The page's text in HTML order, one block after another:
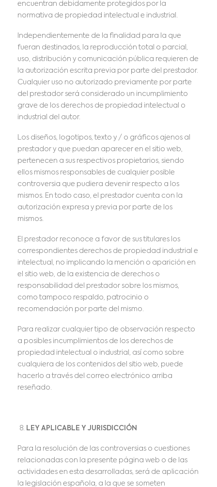
encuentran debidamente protegidos por la
normativa de propiedad intelectual e industrial.
Independientemente de la finalidad para la que
fueran destinados, la reproducción total o parcial,
uso, distribución y comunicación pública requieren de
la autorización escrita previa por parte del prestador.
Cualquier uso no autorizado previamente por parte
del prestador será considerado un incumplimiento
grave de los derechos de propiedad intelectual o
industrial del autor.
Los diseños, logotipos, texto y / o gráficos ajenos al
prestador y que puedan aparecer en el sitio web,
pertenecen a sus respectivos propietarios, siendo
ellos mismos responsables de cualquier posible
controversia que pudiera devenir respecto a los
mismos. En todo caso, el prestador cuenta con la
autorización expresa y previa por parte de los
mismos.
El prestador reconoce a favor de sus titulares los
correspondientes derechos de propiedad industrial e
intelectual, no implicando la mención o aparición en
el sitio web, de la existencia de derechos o
responsabilidad del prestador sobre los mismos,
como tampoco respaldo, patrocinio o
recomendación por parte del mismo.
Para realizar cualquier tipo de observación respecto
a posibles incumplimientos de los derechos de
propiedad intelectual o industrial, así como sobre
cualquiera de los contenidos del sitio web, puede
hacerlo a través del correo electrónico arriba
reseñado.
LEY APLICABLE Y JURISDICCIÓN
Para la resolución de las controversias o cuestiones
relacionadas con la presente página web o de las
actividades en esta desarrolladas, será de aplicación
la legislación española, a la que se someten